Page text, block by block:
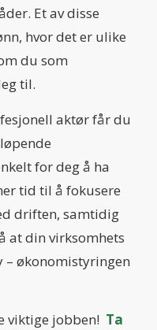
Et av disse
hvor det er ulike
du som
til.
aktør får du
for deg å ha
tid til å fokusere
driften, samtidig
at din virksomhets
– økonomistyringen
viktige jobben! Ta